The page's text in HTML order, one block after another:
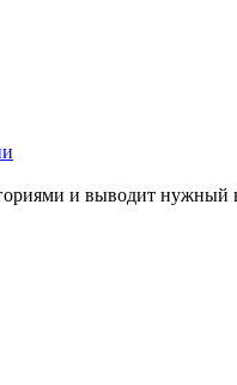
и выводит нужный